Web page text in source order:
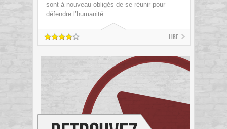
sont à nouveau obligés de se réunir pour
défendre l’humanité…
Lire